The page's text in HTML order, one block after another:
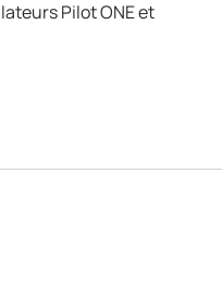
Pilot ONE et